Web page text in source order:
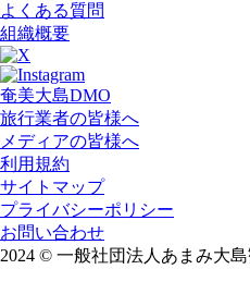
よくある質問
組織概要
奄美大島DMO
旅行業者の皆様へ
メディアの皆様へ
利用規約
サイトマップ
プライバシーポリシー
お問い合わせ
2024 © 一般社団法人あまみ大